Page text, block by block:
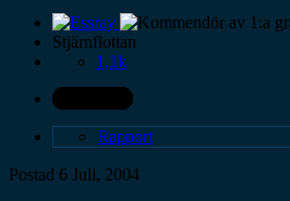
Stjärnflottan
1,1k
Rapport
Postad 6 Juli, 2004